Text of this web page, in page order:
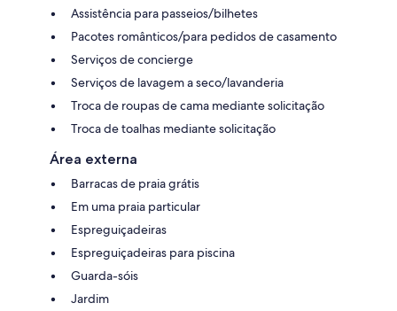
Assistência para passeios/bilhetes
Pacotes românticos/para pedidos de casamento
Serviços de concierge
Serviços de lavagem a seco/lavanderia
Troca de roupas de cama mediante solicitação
Troca de toalhas mediante solicitação
Área externa
Barracas de praia grátis
Em uma praia particular
Espreguiçadeiras
Espreguiçadeiras para piscina
Guarda-sóis
Jardim